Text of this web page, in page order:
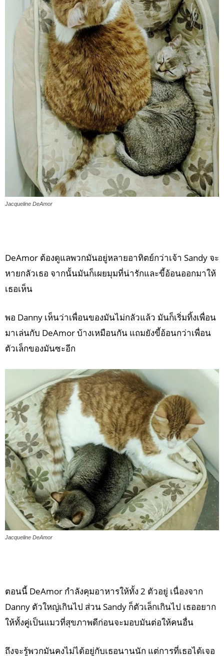
Jacqueline DeAmor
DeAmor ต้องดูแลพวกมันอยู่หลายอาทิตย์กว่าเจ้า Sandy จะ
หายกลัวเธอ จากนั้นมันก็เผยมุมที่น่ารักและขี้อ้อนออกมาให้
เธอเห็น
พอ Danny เห็นว่าเพื่อนของมันไม่กลัวแล้ว มันก็เริ่มทิ้งเพื่อน
มาเล่นกับ DeAmor บ้างเหมือนกัน แถมยังขี้อ้อนกว่าเพื่อน
ตัวเล็กของมันซะอีก
Jacqueline DeAmor
ตอนนี้ DeAmor กำลังคุมอาหารให้ทั้ง 2 ตัวอยู่ เนื่องจาก
Danny ตัวใหญ่เกินไป ส่วน Sandy ก็ตัวเล็กเกินไป เธออยาก
ให้ทั้งคู่เป็นแมวที่สุขภาพดีก่อนจะมอบมันต่อให้คนอื่น
ถึงจะรู้พวกมันคงไม่ได้อยู่กับเธอนานนัก แต่การที่เธอได้เจอ